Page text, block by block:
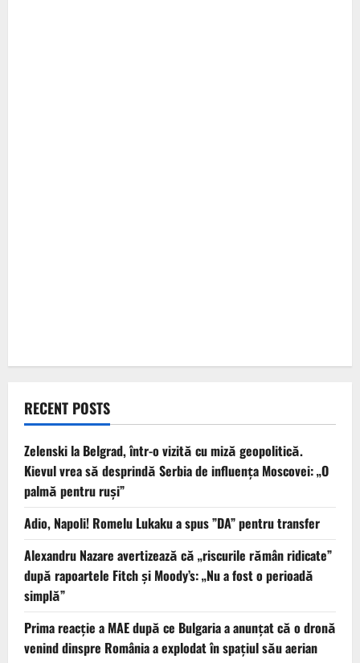
RECENT POSTS
Zelenski la Belgrad, într-o vizită cu miză geopolitică.
Kievul vrea să desprindă Serbia de influența Moscovei: „O
palmă pentru ruși”
Adio, Napoli! Romelu Lukaku a spus ”DA” pentru transfer
Alexandru Nazare avertizează că „riscurile rămân ridicate”
după rapoartele Fitch și Moody’s: „Nu a fost o perioadă
simplă”
Prima reacție a MAE după ce Bulgaria a anunţat că o dronă
venind dinspre România a explodat în spaţiul său aerian